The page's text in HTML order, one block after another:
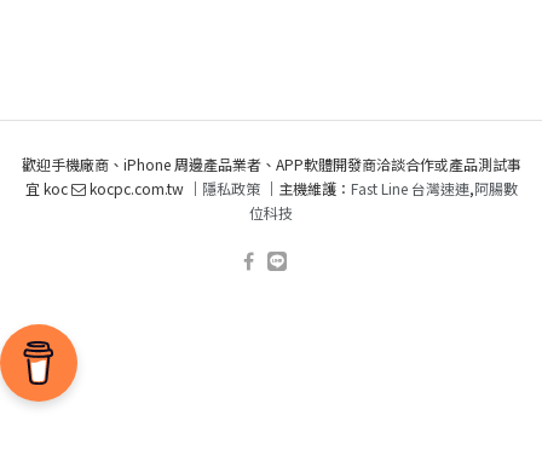
歡迎手機廠商、iPhone 周邊產品業者、APP軟體開發商洽談合作或產品測試事
宜 koc
kocpc.com.tw ｜ 隱私政策｜主機維護： Fast Line 台灣速連,阿腸數
位科技